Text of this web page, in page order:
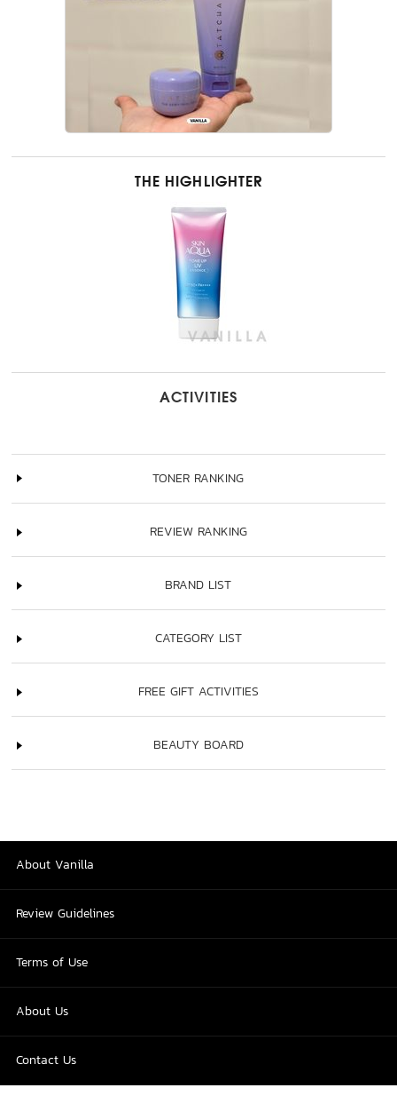
THE HIGHLIGHTER
ACTIVITIES
TONER RANKING
REVIEW RANKING
BRAND LIST
CATEGORY LIST
FREE GIFT ACTIVITIES
BEAUTY BOARD
About Vanilla
Review Guidelines
Terms of Use
About Us
Contact Us